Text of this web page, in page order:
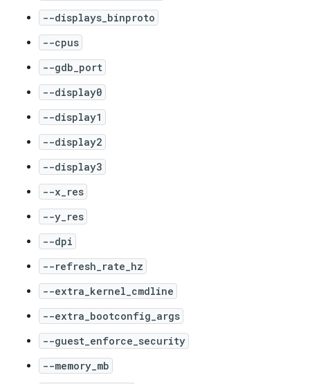
--displays_binproto
--cpus
--gdb_port
--display0
--display1
--display2
--display3
--x_res
--y_res
--dpi
--refresh_rate_hz
--extra_kernel_cmdline
--extra_bootconfig_args
--guest_enforce_security
--memory_mb